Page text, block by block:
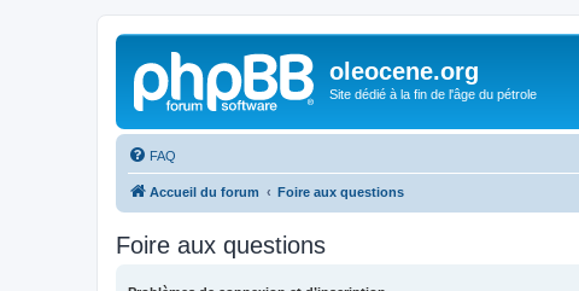
oleocene.org
Site dédié à la fin de l'âge du pétrole
FAQ
Accueil du forum Foire aux questions
Foire aux questions